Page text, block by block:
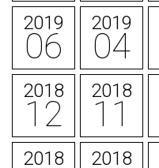
2019
06
2019
04
2018
12
2018
11
2018 2018